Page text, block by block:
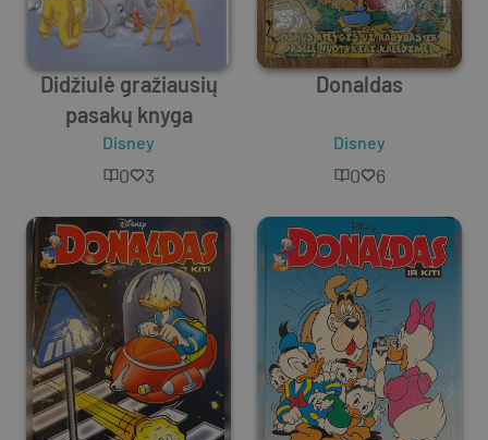
Didžiulė gražiausių
pasakų knyga
Disney
0 3
Donaldas
Disney
0 6